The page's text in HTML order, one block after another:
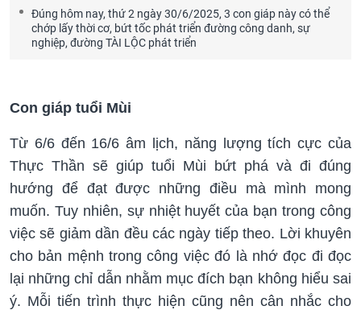
Đúng hôm nay, thứ 2 ngày 30/6/2025, 3 con giáp này có thể
chớp lấy thời cơ, bứt tốc phát triển đường công danh, sự
nghiệp, đường TÀI LỘC phát triển
Con giáp tuổi Mùi
Từ 6/6 đến 16/6 âm lịch, năng lượng tích cực của
Thực Thần sẽ giúp tuổi Mùi bứt phá và đi đúng
hướng để đạt được những điều mà mình mong
muốn. Tuy nhiên, sự nhiệt huyết của bạn trong công
việc sẽ giảm dần đều các ngày tiếp theo. Lời khuyên
cho bản mệnh trong công việc đó là nhớ đọc đi đọc
lại những chỉ dẫn nhằm mục đích bạn không hiểu sai
ý. Mỗi tiến trình thực hiện cũng nên cân nhắc cho